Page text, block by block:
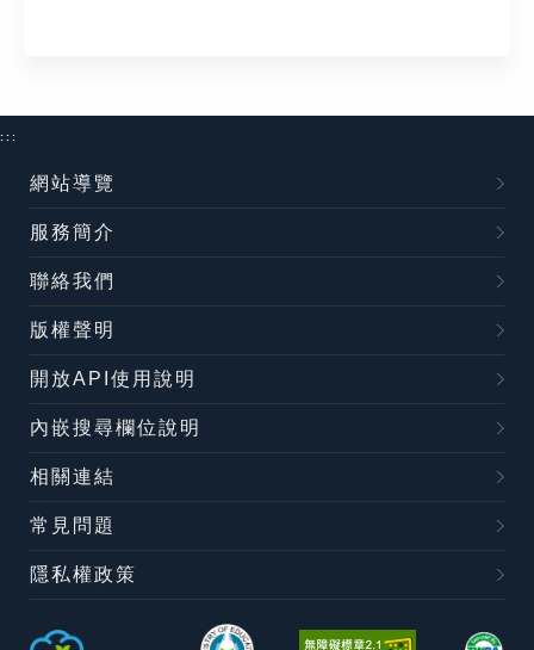
:::
網站導覽
服務簡介
聯絡我們
版權聲明
開放API使用說明
內嵌搜尋欄位說明
相關連結
常見問題
隱私權政策